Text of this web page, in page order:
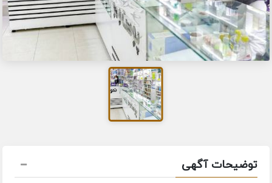
توضیحات آگهی